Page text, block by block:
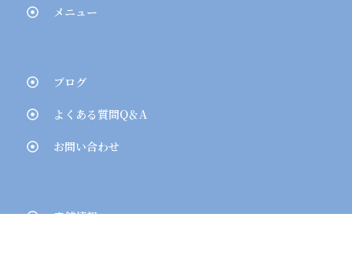
メニュー
ブログ
よくある質問Q＆A
お問い合わせ
店舗情報